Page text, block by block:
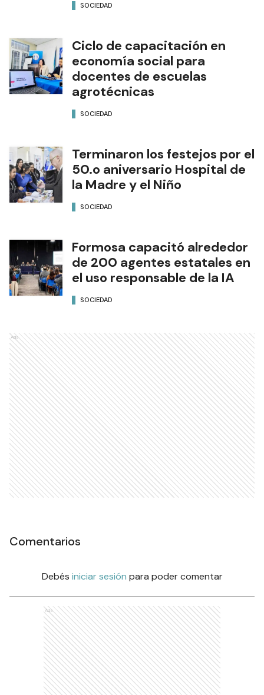
SOCIEDAD
Ciclo de capacitación en
economía social para
docentes de escuelas
agrotécnicas
SOCIEDAD
Terminaron los festejos por el
50.o aniversario Hospital de
la Madre y el Niño
SOCIEDAD
Formosa capacitó alrededor
de 200 agentes estatales en
el uso responsable de la IA
SOCIEDAD
Ads
Comentarios
Debés iniciar sesión para poder comentar
Ads